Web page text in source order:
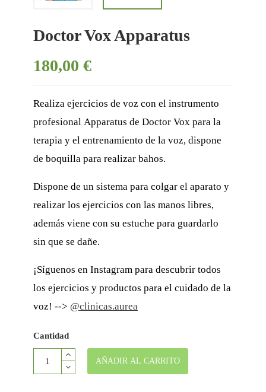
Doctor Vox Apparatus
180,00 €
Realiza ejercicios de voz con el instrumento
profesional Apparatus de Doctor Vox para la
terapia y el entrenamiento de la voz, dispone
de boquilla para realizar bahos.
Dispone de un sistema para colgar el aparato y
realizar los ejercicios con las manos libres,
además viene con su estuche para guardarlo
sin que se dañe.
¡Síguenos en Instagram para descubrir todos
los ejercicios y productos para el cuidado de la
voz! --> @clinicas.aurea
Cantidad
AÑADIR AL CARRITO